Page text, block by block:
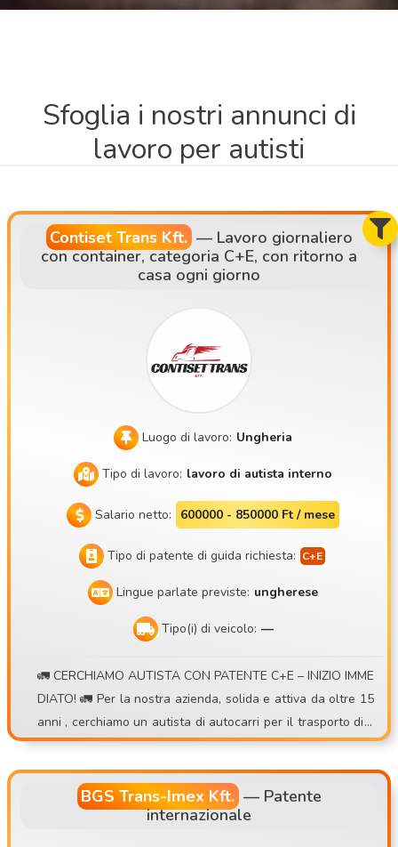
Sfoglia i nostri annunci di
lavoro per autisti
Contiset Trans Kft.— Lavoro giornaliero
con container, categoria C+E, con ritorno a
casa ogni giorno
Luogo di lavoro: Ungheria
Tipo di lavoro: lavoro di autista interno
Salario netto: 600000 - 850000 Ft / mese
Tipo di patente di guida richiesta:
Lingue parlate previste: ungherese
Tipo(i) di veicolo: —
🚛 CERCHIAMO AUTISTA CON PATENTE C+E – INIZIO IMME
DIATO! 🚛 Per la nostra azienda, solida e attiva da oltre 15
anni , cerchiamo un autista di autocarri per il trasporto di c
ontainer con turni giornalieri o settimanali . 💰 Cosa offriam
o: • Possibilità di guadagno tra 30.000 e 40.000 Ft al giorno
• Sistema di premi basato sul numero di viaggi • Indennità
giornaliera aggiuntiva per i piccoli trasporti internazionali • I
BGS Trans-Imex Kft.— Patente
internazionale